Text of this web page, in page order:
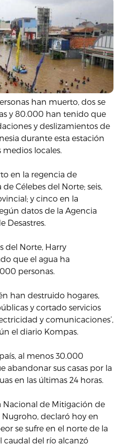
han muerto, dos se
y 80.000 han tenido que
y deslizamientos de
durante esta estación
locales.
en la regencia de
Célebes del Norte; seis,
y cinco en la
datos de la Agencia
Desastres.
del Norte, Harry
que el agua ha
personas.
han destruido hogares,
y cortado servicios
y comunicaciones’,
el diario Kompas.
al menos 30.000
abandonar sus casas por la
en las últimas 24 horas.
Nacional de Mitigación de
Nugroho, declaró hoy en
se sufre en el norte de la
caudal del río alcanzó